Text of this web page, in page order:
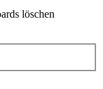
löschen